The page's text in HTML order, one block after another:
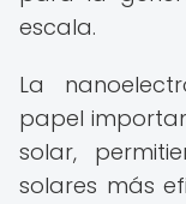
escala.
La
papel
solar,
solares más